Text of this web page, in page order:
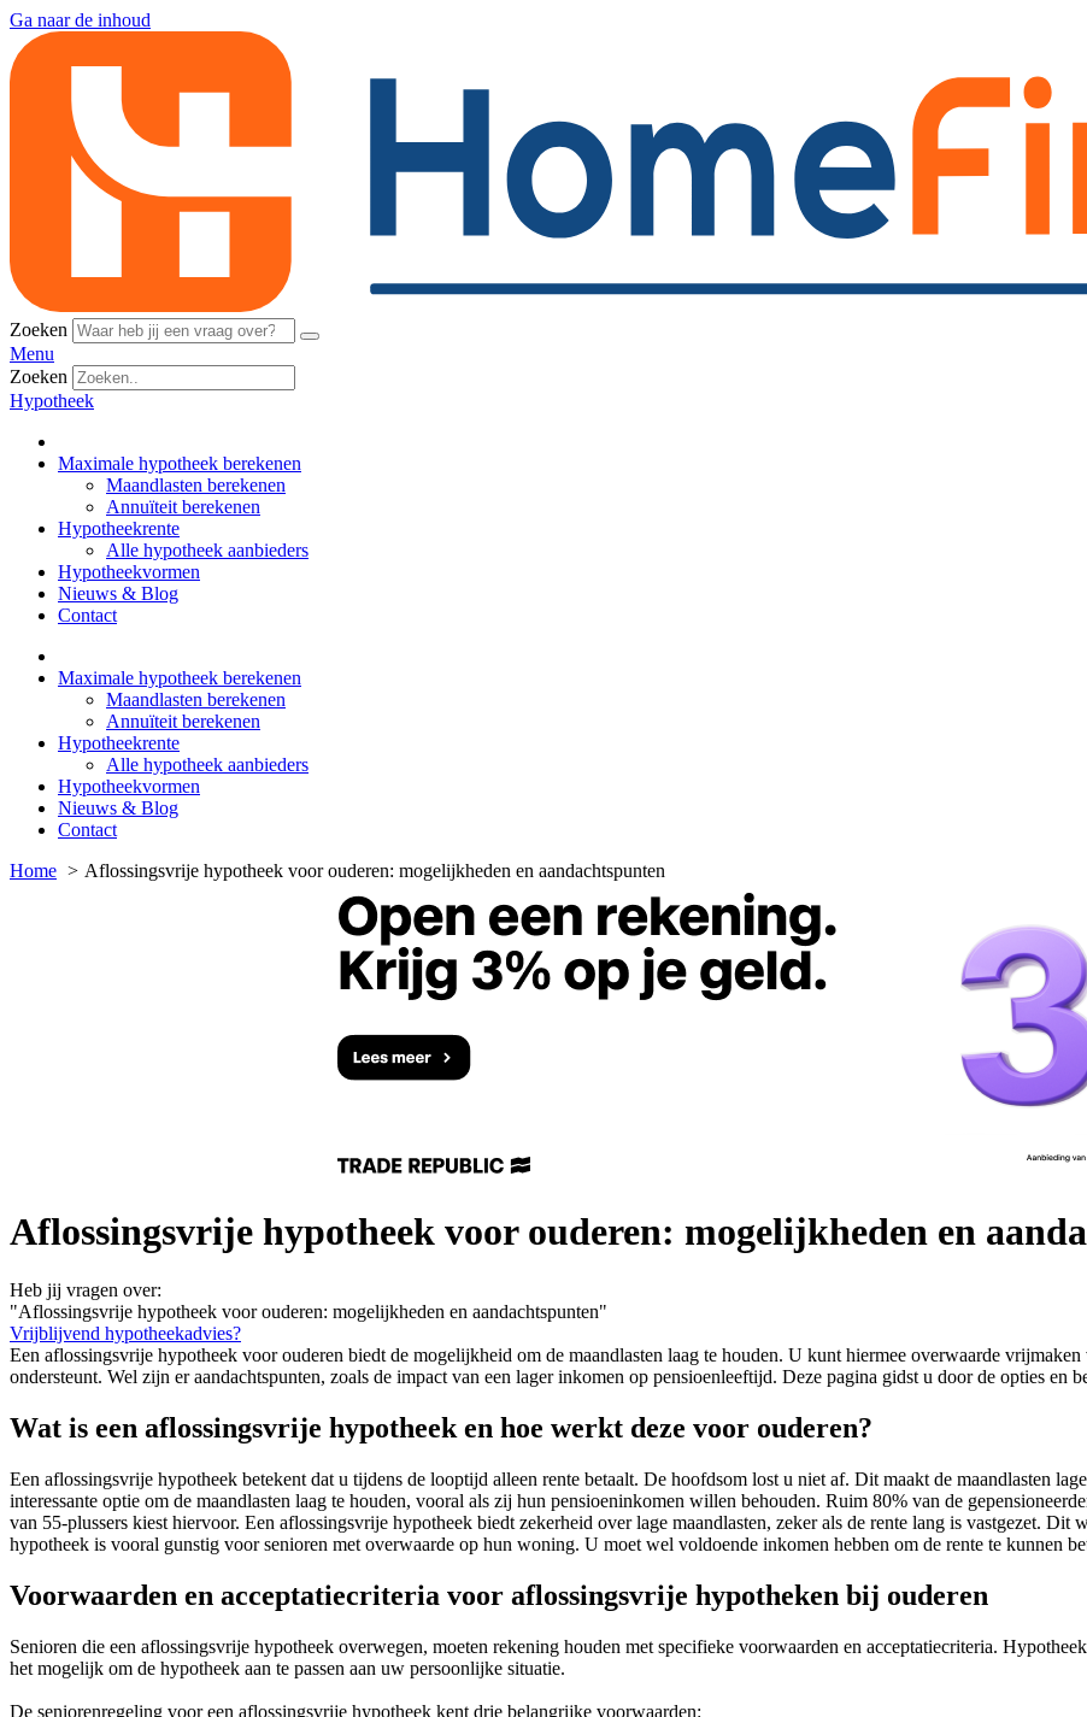
Ga naar de inhoud
Zoeken
Menu
Zoeken
Hypotheek
Maximale hypotheek berekenen
Maandlasten berekenen
Annuïteit berekenen
Hypotheekrente
Alle hypotheek aanbieders
Hypotheekvormen
Nieuws & Blog
Contact
Maximale hypotheek berekenen
Maandlasten berekenen
Annuïteit berekenen
Hypotheekrente
Alle hypotheek aanbieders
Hypotheekvormen
Nieuws & Blog
Contact
Home
Aflossingsvrije hypotheek voor ouderen: mogelijkheden en aandachtspunten
Aflossingsvrije hypotheek voor ouderen: mogelijkheden en
Heb jij vragen over:
"Aflossingsvrije hypotheek voor ouderen: mogelijkheden en aandachtspunten"
Vrijblijvend hypotheekadvies?
Een aflossingsvrije hypotheek voor ouderen biedt de mogelijkheid om de maandlasten laag te houden. U kunt hiermee overwaarde
ondersteunt. Wel zijn er aandachtspunten, zoals de impact van een lager inkomen op pensioenleeftijd. Deze pagina gidst u door de opties en
Wat is een aflossingsvrije hypotheek en hoe werkt deze voor ouderen?
Een aflossingsvrije hypotheek betekent dat u tijdens de looptijd alleen rente betaalt. De hoofdsom lost u niet af. Dit maakt de maandlasten
interessante optie om de maandlasten laag te houden, vooral als zij hun pensioeninkomen willen behouden. Ruim 80% van de
van 55-plussers kiest hiervoor. Een aflossingsvrije hypotheek biedt zekerheid over lage maandlasten, zeker als de rente lang is vastgezet.
hypotheek is vooral gunstig voor senioren met overwaarde op hun woning. U moet wel voldoende inkomen hebben om de rente te kunnen
Voorwaarden en acceptatiecriteria voor aflossingsvrije hypotheken bij ouderen
Senioren die een aflossingsvrije hypotheek overwegen, moeten rekening houden met specifieke voorwaarden en acceptatiecriteria.
het mogelijk om de hypotheek aan te passen aan uw persoonlijke situatie.
De seniorenregeling voor een aflossingsvrije hypotheek kent drie belangrijke voorwaarden: